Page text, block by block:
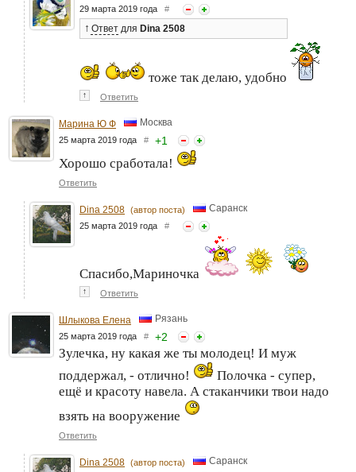
29 марта 2019 года #
↑ Ответ для Dina 2508
тоже так делаю, удобно
↑ Ответить
Марина Ю Ф Москва
25 марта 2019 года # +1
Хорошо сработала!
Ответить
Dina 2508 (автор поста) Саранск
25 марта 2019 года #
Спасибо,Мариночка
↑ Ответить
Шлыкова Елена Рязань
25 марта 2019 года # +2
Зулечка, ну какая же ты молодец! И муж
поддержал, - отлично!
Полочка - супер,
ещё и красоту навела. А стаканчики твои надо
взять на вооружение
Ответить
Dina 2508 (автор поста) Саранск